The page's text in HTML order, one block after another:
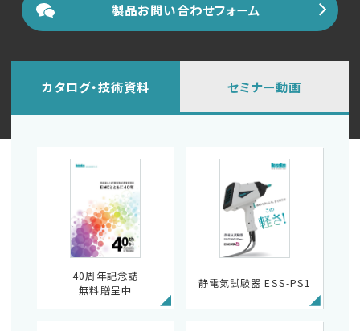
製品お問い合わせフォーム
カタログ・技術資料
40周年記念誌
無料贈呈中
静電気試験器 ESS-PS1
セミナー動画